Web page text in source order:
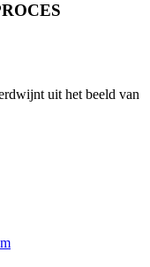
uit het beeld van